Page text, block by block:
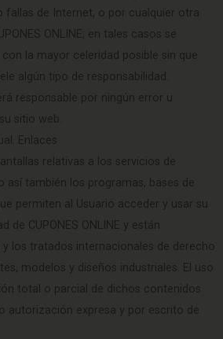
fallas de Internet, o por cualquier otra
ONLINE; en tales casos se
la mayor celeridad posible sin que
algún tipo de responsabilidad.
responsable por ningún error u
sitio web.
Enlaces
relativas a los servicios de
así también los programas, bases de
permiten al Usuario acceder y usar su
de CUPONES ONLINE y están
los tratados internacionales de derecho
modelos y diseños industriales. El uso
total o parcial de dichos contenidos
autorización expresa y por escrito de